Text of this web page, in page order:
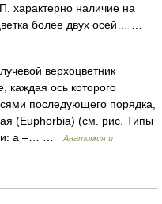
характерно наличие на
более двух осей… …
верхоцветник
каждая ось которого
последующего порядка,
(Euphorbia) (см. рис. Типы
а –… …
Анатомия и